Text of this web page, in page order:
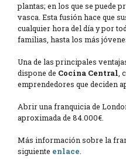
plantas; en los que se puede
vasca. Esta fusión hace que
cualquier hora del día y por
familias, hasta los más
Una de las principales
dispone de Cocina Central ,
emprendedores que deciden
Abrir una franquicia de
aproximada de 84.000€.
Más información sobre la
siguiente enlace.